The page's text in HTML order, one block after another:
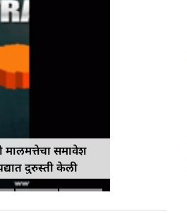
मालमत्तेचा समावेश
दुरुस्ती केली